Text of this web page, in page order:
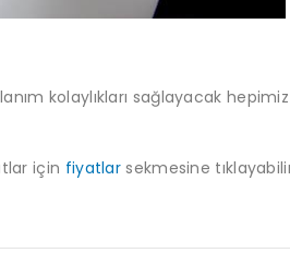
kolaylıkları sağlayacak
için fiyatlar sekmesine